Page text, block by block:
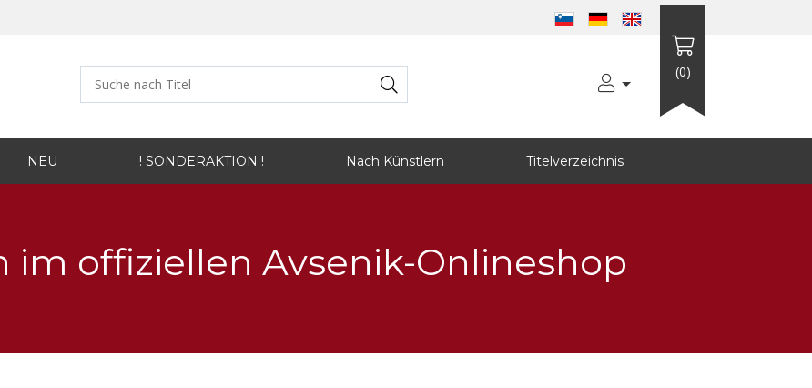
(0)
NEU ! SONDERAKTION ! Nach Künstlern Titelverzeichnis
offiziellen Avsenik-Onlineshop